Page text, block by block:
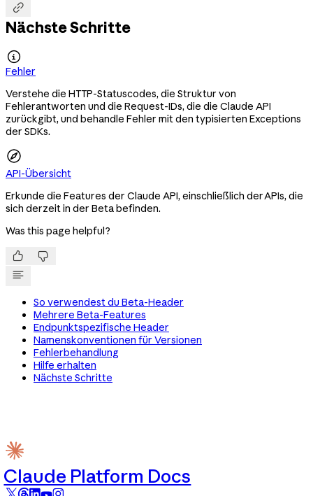

Nächste Schritte

Fehler
Verstehe die HTTP-Statuscodes, die Struktur von
Fehlerantworten und die Request-IDs, die die Claude API
zurückgibt, und behandle Fehler mit den typisierten Exceptions
der SDKs.
API-Übersicht
Erkunde die Features der Claude API, einschließlich der APIs, die
sich derzeit in der Beta befinden.
Was this page helpful?
 
So verwendest du Beta-Header
Mehrere Beta-Features
Endpunktspezifische Header
Namenskonventionen für Versionen
Fehlerbehandlung
Hilfe erhalten
Nächste Schritte
Claude Platform Docs